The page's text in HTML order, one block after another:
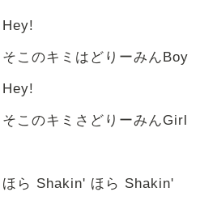
Hey!
そこのキミはどりーみんBoy
Hey!
そこのキミさどりーみんGirl
ほら Shakin' ほら Shakin'